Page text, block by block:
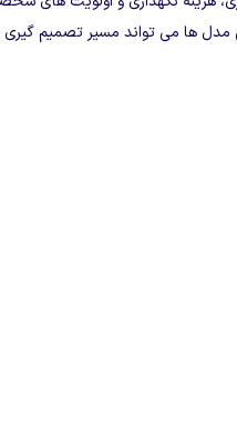
ها می‌ تواند مسیر تصمیم‌ گیری